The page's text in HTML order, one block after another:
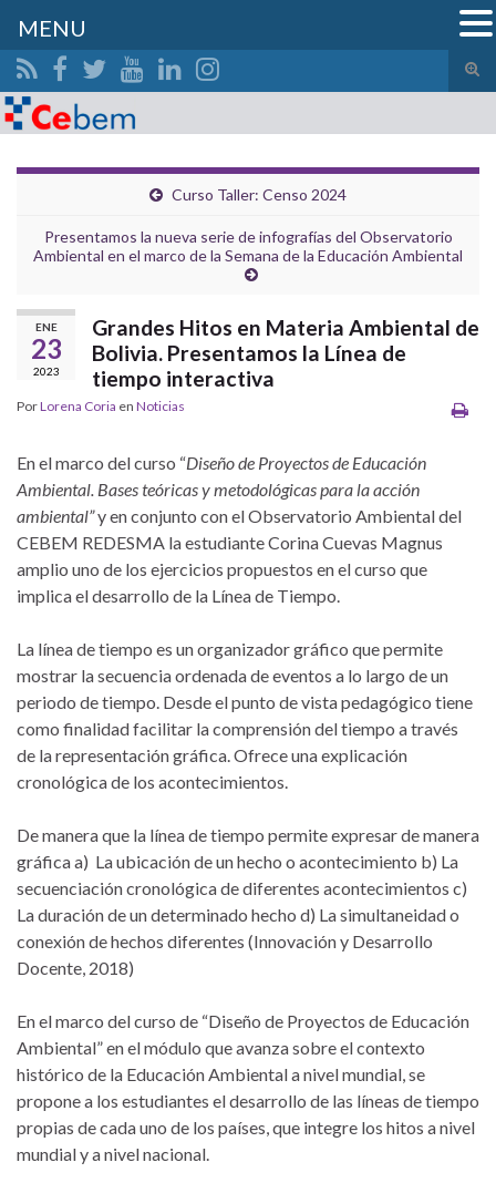
el
Search for:
Curso Taller: Censo 2024
Presentamos la nueva serie de infografías del Observatorio
Ambiental en el marco de la Semana de la Educación Ambiental
ENE
23
2023
Grandes Hitos en Materia Ambiental de
Bolivia. Presentamos la Línea de
tiempo interactiva
PorLorena Coria en Noticias
En el marco del curso “Diseño de Proyectos de Educación
Ambiental. Bases teóricas y metodológicas para la acción
ambiental”y en conjunto con el Observatorio Ambiental del
CEBEM REDESMA la estudiante Corina Cuevas Magnus
amplio uno de los ejercicios propuestos en el curso que
implica el desarrollo de la Línea de Tiempo.
La línea de tiempo es un organizador gráfico que permite
mostrar la secuencia ordenada de eventos a lo largo de un
periodo de tiempo. Desde el punto de vista pedagógico tiene
como finalidad facilitar la comprensión del tiempo a través
de la representación gráfica. Ofrece una explicación
cronológica de los acontecimientos.
De manera que la línea de tiempo permite expresar de manera
gráfica a) La ubicación de un hecho o acontecimiento b) La
secuenciación cronológica de diferentes acontecimientos c)
La duración de un determinado hecho d) La simultaneidad o
conexión de hechos diferentes (Innovación y Desarrollo
Docente, 2018)
En el marco del curso de “Diseño de Proyectos de Educación
Ambiental” en el módulo que avanza sobre el contexto
histórico de la Educación Ambiental a nivel mundial, se
propone a los estudiantes el desarrollo de las líneas de tiempo
propias de cada uno de los países, que integre los hitos a nivel
mundial y a nivel nacional.
MENU